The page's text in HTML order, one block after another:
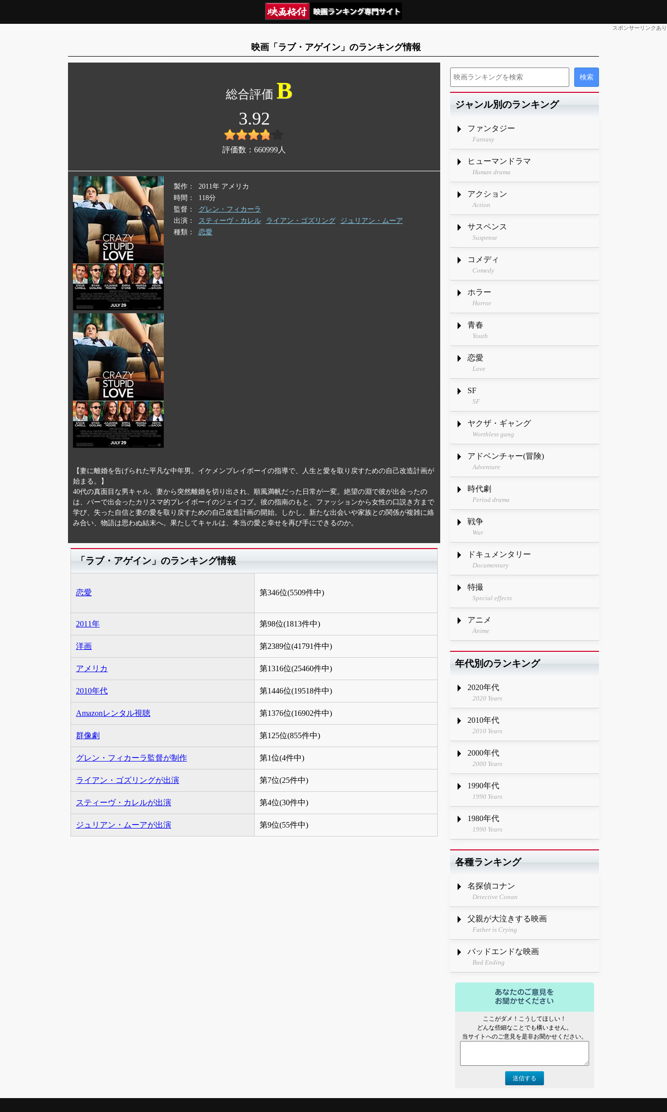
スポンサーリンクあり
映画「ラブ・アゲイン」のランキング情報
B
3.92
評価数： 660999 人
製作
2011年 アメリカ
時間
118分
監督
グレン・フィカーラ
出演
スティーヴ・カレル ライアン・ゴズリング
ジュリアン・ムーア
種類
恋愛
【妻に離婚を告げられた平凡な中年男。イケメンプレイボーイの指導で、人生と愛を取り戻すための自己改造計画が
始まる。】
40代の真面目な男キャル、妻から突然離婚を切り出され、順風満帆だった日常が一変。絶望の淵で彼が出会ったの
は、バーで出会ったカリスマ的プレイボーイのジェイコブ。彼の指南のもと、ファッションから女性の口説き方まで
学び、失った自信と妻の愛を取り戻すための自己改造計画の開始。しかし、新たな出会いや家族との関係が複雑に絡
み合い、物語は思わぬ結末へ。果たしてキャルは、本当の愛と幸せを再び手にできるのか。
「ラブ・アゲイン」のランキング情報
恋愛 第346位(5509件中)
2011年 第98位(1813件中)
洋画 第2389位(41791件中)
アメリカ 第1316位(25460件中)
2010年代 第1446位(19518件中)
Amazonレンタル視聴 第1376位(16902件中)
群像劇 第125位(855件中)
グレン・フィカーラ監督が制作 第1位(4件中)
ライアン・ゴズリングが出演 第7位(25件中)
スティーヴ・カレルが出演 第4位(30件中)
ジュリアン・ムーアが出演 第9位(55件中)
ジャンル別のランキング
ファンタジー
Fantasy
ヒューマンドラマ
Human drama
アクション
Action
サスペンス
Suspense
コメディ
Comedy
ホラー
Horror
青春
Youth
恋愛
Love
SF
SF
ヤクザ・ギャング
Worthless gang
アドベンチャー(冒険)
Adventure
時代劇
Period drama
戦争
War
ドキュメンタリー
Documentary
特撮
Special effects
アニメ
Anime
年代別のランキング
2020年代
2020 Years
2010年代
2010 Years
2000年代
2000 Years
1990年代
1990 Years
1980年代
1990 Years
各種ランキング
名探偵コナン
Detective Conan
父親が大泣きする映画
Father is Crying
バッドエンドな映画
Bad Ending
ここがダメ！こうしてほしい！
どんな些細なことでも構いません。
当サイトへのご意見を是非お聞かせください。
送信する